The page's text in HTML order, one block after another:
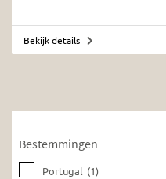
Bestemmingen
Portugal (1)
Bekijk details